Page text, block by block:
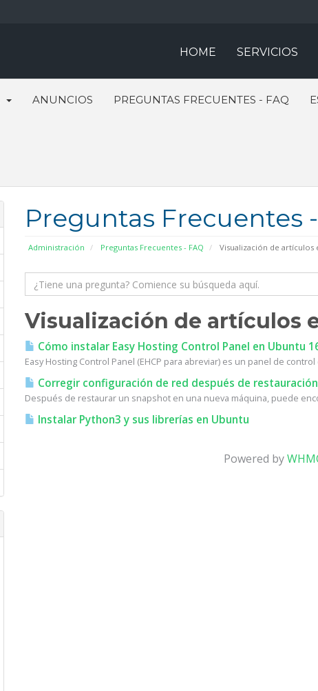
HOME SERVICIOS
ANUNCIOS PREGUNTAS FRECUENTES - FAQ
Preguntas Frecuentes
Administración Preguntas Frecuentes - FAQ Visualización de artículos
Visualización de artículos
Cómo instalar Easy Hosting Control Panel en Ubuntu
Easy Hosting Control Panel (EHCP para abreviar) es un panel de
Corregir configuración de red después de
Después de restaurar un snapshot en una nueva máquina, puede
Instalar Python3 y sus librerías en Ubuntu
Powered by